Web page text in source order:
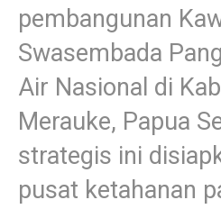
pembangunan
Swasembada
Air Nasional di
Merauke, Papua
strategis ini
pusat ketahanan